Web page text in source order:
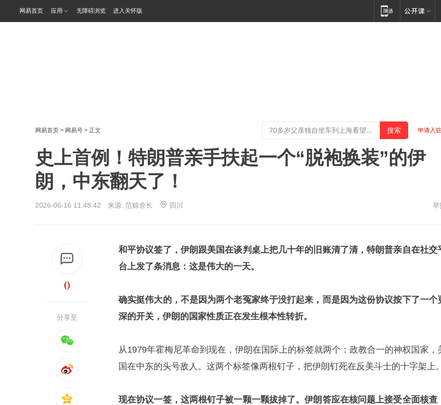
网易首页 应用 无障碍浏览 进入关怀版
网易首页 > 网易号 > 正文 申请入驻
史上首例！特朗普亲手扶起一个“脱袍换装”的伊
朗，中东翻天了！
2026-06-16 11:48:42 来源: 范赊舍长 四川 举
0
分享至
和平协议签了，伊朗跟美国在谈判桌上把几十年的旧账清了清，特朗普亲自在社交
台上发了条消息：这是伟大的一天。
确实挺伟大的，不是因为两个老冤家终于没打起来，而是因为这份协议按下了一个
深的开关，伊朗的国家性质正在发生根本性转折。
从1979年霍梅尼革命到现在，伊朗在国际上的标签就两个：政教合一的神权国家，
国在中东的头号敌人。这两个标签像两根钉子，把伊朗钉死在反美斗士的十字架上。
现在协议一签，这两根钉子被一颗一颗拔掉了。伊朗答应在核问题上接受全面核查